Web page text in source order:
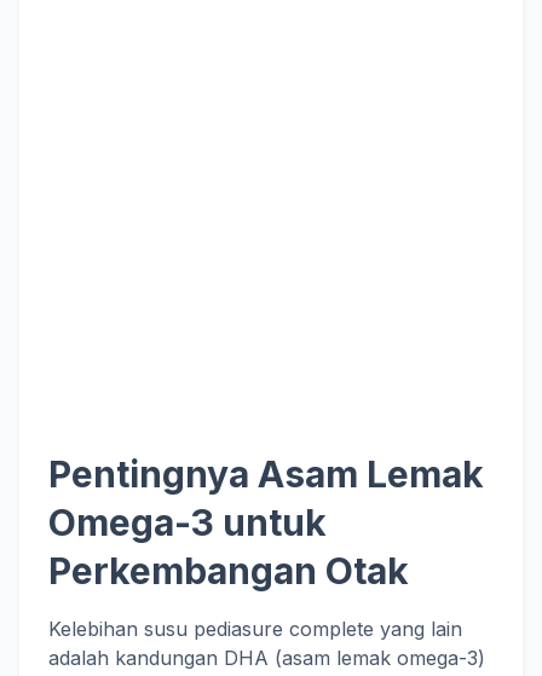
Pentingnya Asam Lemak
Omega-3 untuk
Perkembangan Otak
Kelebihan susu pediasure complete yang lain
adalah kandungan DHA (asam lemak omega-3)